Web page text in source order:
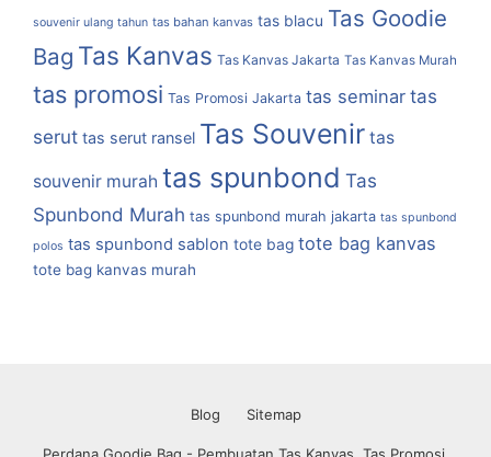
souvenir ulang tahun tas bahan kanvas tas blacu Tas Goodie
Bag Tas Kanvas Tas Kanvas Jakarta Tas Kanvas Murah
tas promosi Tas Promosi Jakarta tas seminar tas
serut tas serut ransel Tas Souvenir tas
souvenir murah tas spunbond Tas
Spunbond Murah tas spunbond murah jakarta tas spunbond
polos tas spunbond sablon tote bag tote bag kanvas
tote bag kanvas murah
Blog Sitemap